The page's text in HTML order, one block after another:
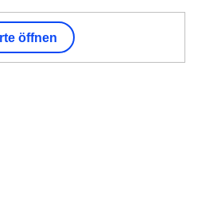
öffnen